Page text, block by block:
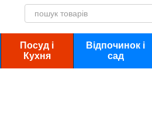
Посуд і
Кухня
Відпочинок і
сад